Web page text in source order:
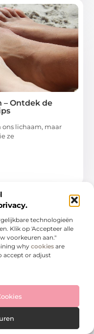
technologieën
Klik op 'Accepteer alle
voorkeuren aan."
why cookies are
accept or adjust
– Ontdek de
ons lichaam, maar
ze
Hoorn de beste
stap voor elke
een